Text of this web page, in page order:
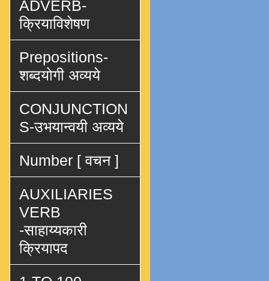
ADVERB-
क्रियाविशेषण
Prepositions-
शब्दयोगी अव्यये
CONJUNCTION
S-उभयान्वयी अव्यये
Number [ वचन ]
AUXILIARIES
VERB
-साहाय्यकारी
क्रियापद